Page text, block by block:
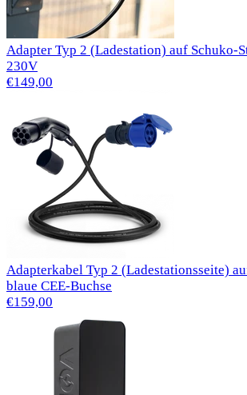
Adapter Typ 2 (Ladestation) auf Schuko-
230V
€149,00
Adapterkabel Typ 2 (Ladestationsseite)
blaue CEE-Buchse
€159,00